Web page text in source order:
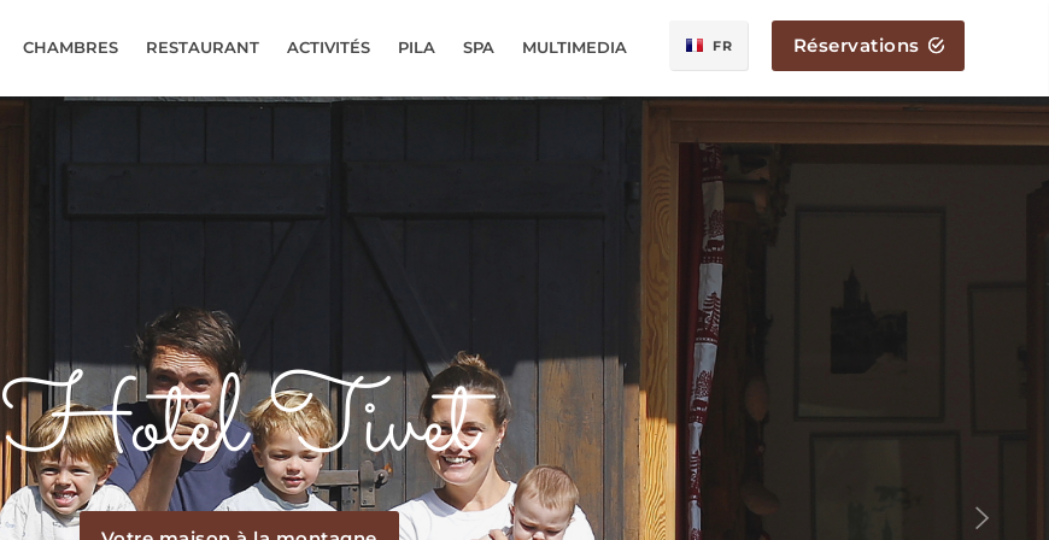
CHAMBRES RESTAURANT ACTIVITÉS PILA SPA MULTIMEDIA Réservations
FR
IT
EN
Hotel Tivet